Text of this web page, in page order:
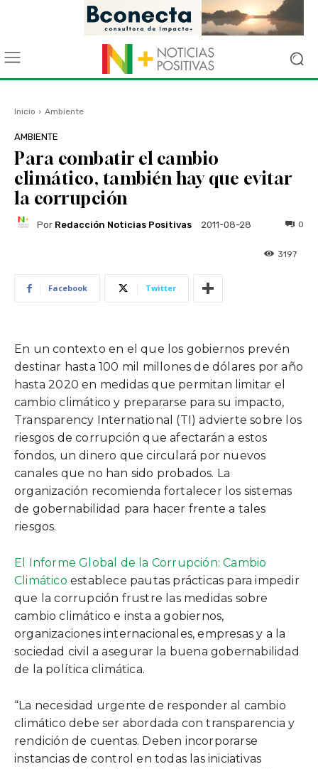
Inicio Ambiente
AMBIENTE
Para combatir el cambio
climático, también hay que evitar
la corrupción
Por Redacción Noticias Positivas 2011-08-28 0
3197
Facebook Twitter
En un contexto en el que los gobiernos prevén
destinar hasta 100 mil millones de dólares por año
hasta 2020 en medidas que permitan limitar el
cambio climático y prepararse para su impacto,
Transparency International (TI) advierte sobre los
riesgos de corrupción que afectarán a estos
fondos, un dinero que circulará por nuevos
canales que no han sido probados. La
organización recomienda fortalecer los sistemas
de gobernabilidad para hacer frente a tales
riesgos.
El Informe Global de la Corrupción: Cambio
Climático establece pautas prácticas para impedir
que la corrupción frustre las medidas sobre
cambio climático e insta a gobiernos,
organizaciones internacionales, empresas y a la
sociedad civil a asegurar la buena gobernabilidad
de la política climática.
“La necesidad urgente de responder al cambio
climático debe ser abordada con transparencia y
rendición de cuentas. Deben incorporarse
instancias de control en todas las iniciativas